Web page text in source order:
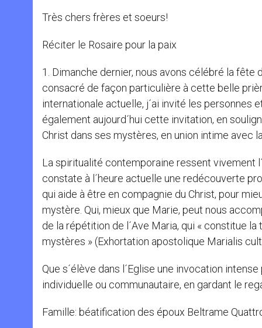
Très chers frères et soeurs!
Réciter le Rosaire pour la paix
1. Dimanche dernier, nous avons célébré la fête
consacré de façon particulière à cette belle
internationale actuelle, j´ai invité les personnes
également aujourd´hui cette invitation, en
Christ dans ses mystères, en union intime avec
La spiritualité contemporaine ressent vivement
constate à l´heure actuelle une redécouverte
qui aide à être en compagnie du Christ, pour
mystère. Qui, mieux que Marie, peut nous
de la répétition de l´Ave Maria, qui « constitue
mystères » (Exhortation apostolique Marialis
Que s´élève dans l´Eglise une invocation
individuelle ou communautaire, en gardant le
Famille: béatification des époux Beltrame